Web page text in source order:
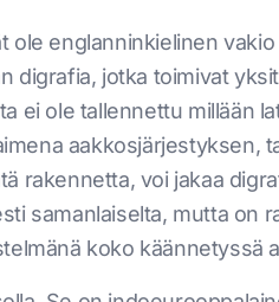
ole englanninkielinen
digrafia, jotka toimivat
ei ole tallennettu millään
aakkosjärjestyksen,
rakennetta, voi jakaa
samanlaiselta, mutta on
koko käännetyssä